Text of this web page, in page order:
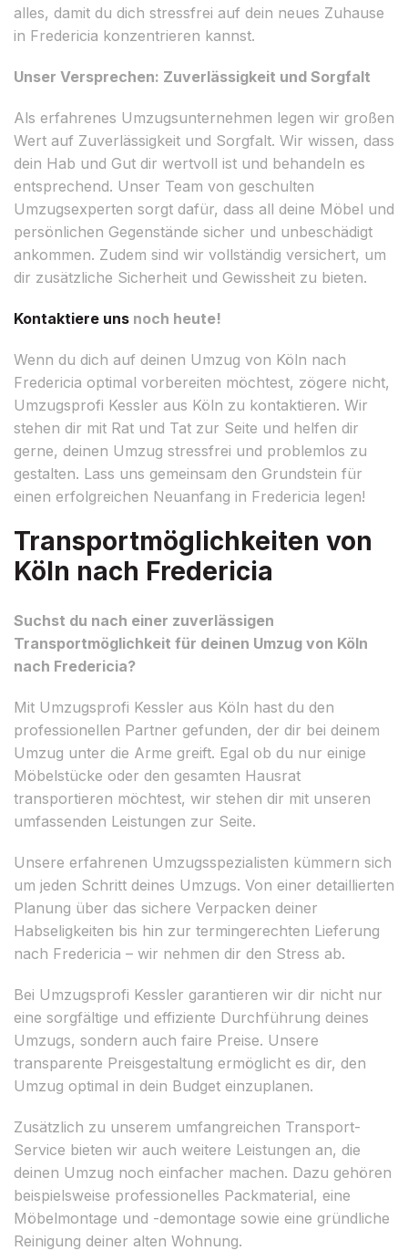
alles, damit du dich stressfrei auf dein neues Zuhause
in Fredericia konzentrieren kannst.
Unser Versprechen: Zuverlässigkeit und Sorgfalt
Als erfahrenes Umzugsunternehmen legen wir großen
Wert auf Zuverlässigkeit und Sorgfalt. Wir wissen, dass
dein Hab und Gut dir wertvoll ist und behandeln es
entsprechend. Unser Team von geschulten
Umzugsexperten sorgt dafür, dass all deine Möbel und
persönlichen Gegenstände sicher und unbeschädigt
ankommen. Zudem sind wir vollständig versichert, um
dir zusätzliche Sicherheit und Gewissheit zu bieten.
Kontaktiere uns noch heute!
Wenn du dich auf deinen Umzug von Köln nach
Fredericia optimal vorbereiten möchtest, zögere nicht,
Umzugsprofi Kessler aus Köln zu kontaktieren. Wir
stehen dir mit Rat und Tat zur Seite und helfen dir
gerne, deinen Umzug stressfrei und problemlos zu
gestalten. Lass uns gemeinsam den Grundstein für
einen erfolgreichen Neuanfang in Fredericia legen!
Transportmöglichkeiten von
Köln nach Fredericia
Suchst du nach einer zuverlässigen
Transportmöglichkeit für deinen Umzug von Köln
nach Fredericia?
Mit Umzugsprofi Kessler aus Köln hast du den
professionellen Partner gefunden, der dir bei deinem
Umzug unter die Arme greift. Egal ob du nur einige
Möbelstücke oder den gesamten Hausrat
transportieren möchtest, wir stehen dir mit unseren
umfassenden Leistungen zur Seite.
Unsere erfahrenen Umzugsspezialisten kümmern sich
um jeden Schritt deines Umzugs. Von einer detaillierten
Planung über das sichere Verpacken deiner
Habseligkeiten bis hin zur termingerechten Lieferung
nach Fredericia – wir nehmen dir den Stress ab.
Bei Umzugsprofi Kessler garantieren wir dir nicht nur
eine sorgfältige und effiziente Durchführung deines
Umzugs, sondern auch faire Preise. Unsere
transparente Preisgestaltung ermöglicht es dir, den
Umzug optimal in dein Budget einzuplanen.
Zusätzlich zu unserem umfangreichen Transport-
Service bieten wir auch weitere Leistungen an, die
deinen Umzug noch einfacher machen. Dazu gehören
beispielsweise professionelles Packmaterial, eine
Möbelmontage und -demontage sowie eine gründliche
Reinigung deiner alten Wohnung.